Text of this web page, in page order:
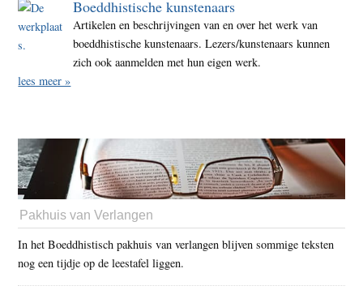
Boeddhistische kunstenaars
Artikelen en beschrijvingen van en over het werk van
boeddhistische kunstenaars. Lezers/kunstenaars kunnen
zich ook aanmelden met hun eigen werk.
lees meer »
Pakhuis van Verlangen
In het Boeddhistisch pakhuis van verlangen blijven sommige teksten
nog een tijdje op de leestafel liggen.